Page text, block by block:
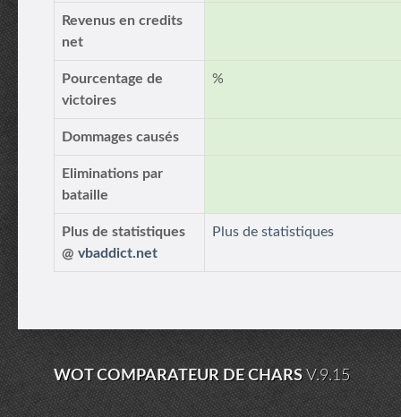
Revenus en credits
net
Pourcentage de
victoires
%
Dommages causés
Eliminations par
bataille
Plus de statistiques
@ vbaddict.net
Plus de statistiques
WOT COMPARATEUR DE CHARSV.9.15